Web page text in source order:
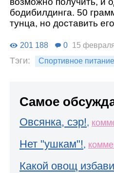
бодибилдинга. 50
тунца, но доставить
201 188 0 15
Тэги: Спортивное питание
Самое
Овсянка, сэр!,
Нет "ушкам"!,
Какой овощ